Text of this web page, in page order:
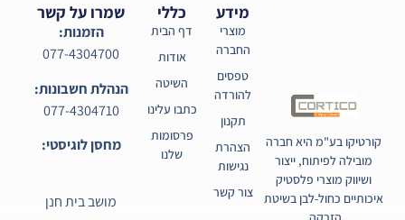
קורטיקו בע"מ היא חברה
מובילה לפיתוח, ייצור
ושיווק מוצרי פלסטיק
איכותיים כחול-לבן בשיטת
כללי
דף הבית
אודות
השיטה
כתבו עלינו
פרסומות
שלנו
מידע
מוצרי
החברה
טפסים
להורדה
תקנון
הצהרת
נגישות
צור קשר
שמרו על קשר
הזמנות:
077-4304700
הנהלת חשבונות:
077-4304710
מחסן לוגיסטי:
מושב בית חנן